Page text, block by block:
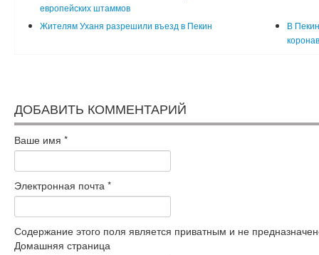
европейских штаммов
Жителям Уханя разрешили въезд в Пекин
В
ДОБАВИТЬ КОММЕНТАРИЙ
Ваше имя *
Электронная почта *
Содержание этого поля является приватным и не
Домашняя страница